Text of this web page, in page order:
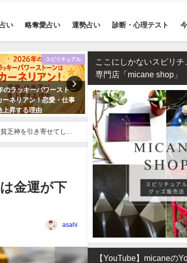
い 略奪愛占い 運勢占い 診断・心理テスト
スピリチュアル
のラッキーパワーストー
ーネリアン！恋愛・仕事
上昇する理由
タロット占い・恋人はいつでき
る？彼氏はいつできるのか診断
します！
乏神を引き寄せてしま
金運が下
asahi
ここにしかないスピリ
専門店「micane shop」
【YouTube】micaneの